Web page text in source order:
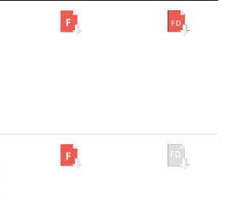
Laporan
Kinerja
Laporan
Kinerja